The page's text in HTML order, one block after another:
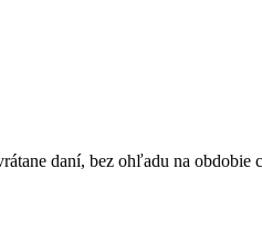
daní, bez ohľadu na